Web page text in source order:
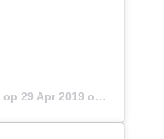
op 29 Apr 2019 om 5:50 (PDT)